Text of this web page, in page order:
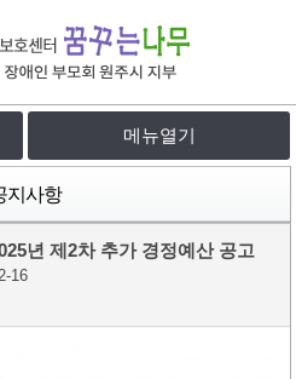
메뉴열기
지사항
년 제2차 추가 경정예산 공고
16